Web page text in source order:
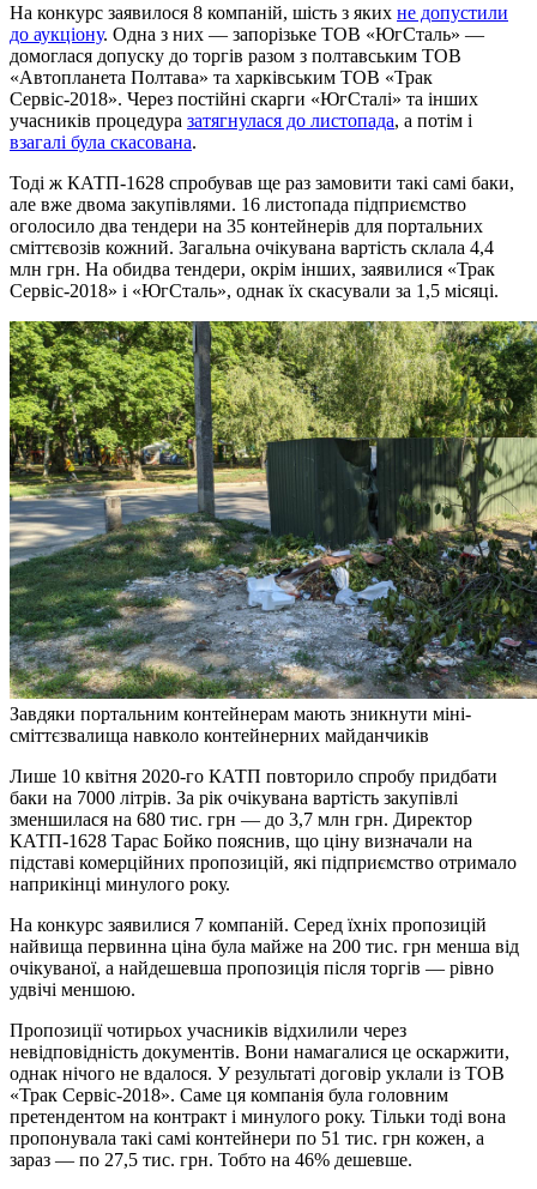
На конкурс заявилося 8 компаній, шість з яких не допустили
до аукціону. Одна з них — запорізьке ТОВ «ЮгСталь» —
домоглася допуску до торгів разом з полтавським ТОВ
«Автопланета Полтава» та харківським ТОВ «Трак
Сервіс-2018». Через постійні скарги «ЮгСталі» та інших
учасників процедура затягнулася до листопада, а потім і
взагалі була скасована.
Тоді ж КАТП-1628 спробував ще раз замовити такі самі баки,
але вже двома закупівлями. 16 листопада підприємство
оголосило два тендери на 35 контейнерів для портальних
сміттєвозів кожний. Загальна очікувана вартість склала 4,4
млн грн. На обидва тендери, окрім інших, заявилися «Трак
Сервіс-2018» і «ЮгСталь», однак їх скасували за 1,5 місяці.
Завдяки портальним контейнерам мають зникнути міні-
сміттєзвалища навколо контейнерних майданчиків
Лише 10 квітня 2020-го КАТП повторило спробу придбати
баки на 7000 літрів. За рік очікувана вартість закупівлі
зменшилася на 680 тис. грн — до 3,7 млн грн. Директор
КАТП-1628 Тарас Бойко пояснив, що ціну визначали на
підставі комерційних пропозицій, які підприємство отримало
наприкінці минулого року.
На конкурс заявилися 7 компаній. Серед їхніх пропозицій
найвища первинна ціна була майже на 200 тис. грн менша від
очікуваної, а найдешевша пропозиція після торгів — рівно
удвічі меншою.
Пропозиції чотирьох учасників відхилили через
невідповідність документів. Вони намагалися це оскаржити,
однак нічого не вдалося. У результаті договір уклали із ТОВ
«Трак Сервіс-2018». Саме ця компанія була головним
претендентом на контракт і минулого року. Тільки тоді вона
пропонувала такі самі контейнери по 51 тис. грн кожен, а
зараз — по 27,5 тис. грн. Тобто на 46% дешевше.